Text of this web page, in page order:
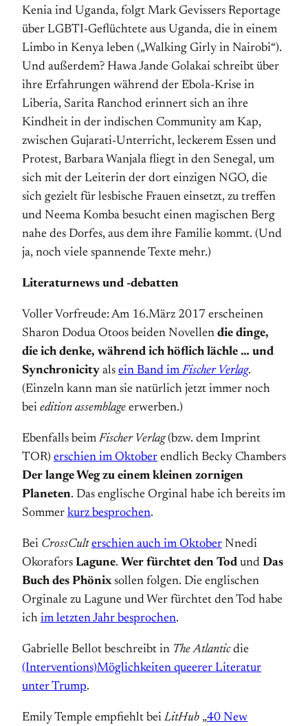
Kenia ind Uganda, folgt Mark Gevissers Reportage
über LGBTI-Geflüchtete aus Uganda, die in einem
Limbo in Kenya leben („Walking Girly in Nairobi“).
Und außerdem? Hawa Jande Golakai schreibt über
ihre Erfahrungen während der Ebola-Krise in
Liberia, Sarita Ranchod erinnert sich an ihre
Kindheit in der indischen Community am Kap,
zwischen Gujarati-Unterricht, leckerem Essen und
Protest, Barbara Wanjala fliegt in den Senegal, um
sich mit der Leiterin der dort einzigen NGO, die
sich gezielt für lesbische Frauen einsetzt, zu treffen
und Neema Komba besucht einen magischen Berg
nahe des Dorfes, aus dem ihre Familie kommt. (Und
ja, noch viele spannende Texte mehr.)
Literaturnews und -debatten
Voller Vorfreude: Am 16.März 2017 erscheinen
Sharon Dodua Otoos beiden Novellen die dinge,
die ich denke, während ich höflich lächle … und
Synchronicity als ein Band imFischer Verlag.
(Einzeln kann man sie natürlich jetzt immer noch
bei edition assemblage erwerben.)
Ebenfalls beim Fischer Verlag(bzw. dem Imprint
TOR) erschien im Oktober endlich Becky Chambers
Der lange Weg zu einem kleinen zornigen
Planeten. Das englische Orginal habe ich bereits im
Sommer kurz besprochen.
Bei CrossCult erschien auch im Oktober Nnedi
Okorafors Lagune. Wer fürchtet den Tod und Das
Buch des Phönixsollen folgen. Die englischen
Orginale zu Lagune und Wer fürchtet den Tod habe
ich im letzten Jahr besprochen.
Gabrielle Bellot beschreibt in The Atlanticdie
(Interventions)Möglichkeiten queerer Literatur
unter Trump.
Emily Temple empfiehlt bei LitHub „40 New